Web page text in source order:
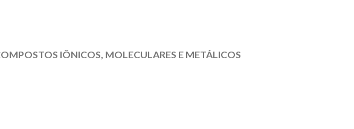
IÔNICOS, MOLECULARES E METÁLICOS